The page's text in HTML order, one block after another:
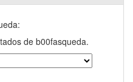
de b00fasqueda.